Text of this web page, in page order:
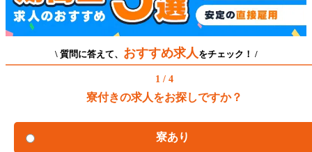
\ 質問に答えて、 おすすめ求人 をチェック！ /
1 / 4
寮付きの求人をお探しですか？
寮あり